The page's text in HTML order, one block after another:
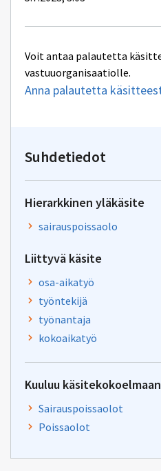
Voit antaa palautetta
vastuuorganisaatiolle.
Anna palautetta
Suhdetiedot
Hierarkkinen yläkäsite
sairauspoissaolo
Liittyvä käsite
osa-aikatyö
työntekijä
työnantaja
kokoaikatyö
Kuuluu käsitekokoelmaan
Sairauspoissaolot
Poissaolot